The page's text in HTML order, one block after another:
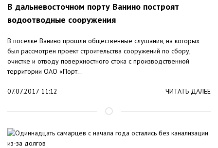
В дальневосточном порту Ванино построят
водоотводные сооружения
В поселке Ванино прошли общественные слушания, на которых
был рассмотрен проект строительства сооружений по сбору,
очистке и отводу поверхностного стока с производственной
территории ОАО «Порт...
07.07.2017 11:12 ЧИТАТЬ ДАЛЕЕ